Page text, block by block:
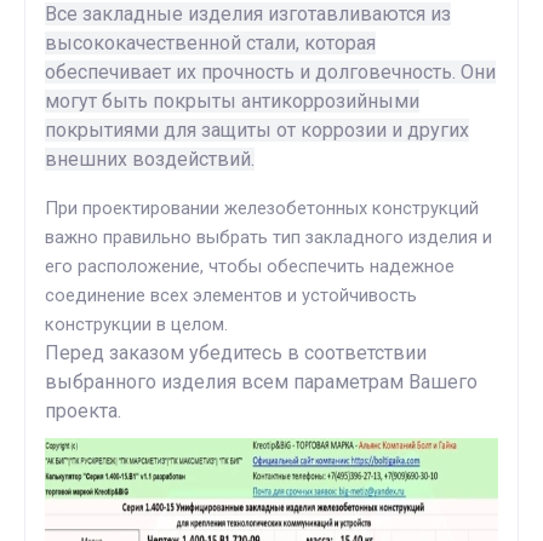
Все закладные изделия изготавливаются из
высококачественной стали, которая
обеспечивает их прочность и долговечность. Они
могут быть покрыты антикоррозийными
покрытиями для защиты от коррозии и других
внешних воздействий.
При проектировании железобетонных конструкций
важно правильно выбрать тип закладного изделия и
его расположение, чтобы обеспечить надежное
соединение всех элементов и устойчивость
конструкции в целом.
Перед заказом убедитесь в соответствии
выбранного изделия всем параметрам Вашего
проекта.